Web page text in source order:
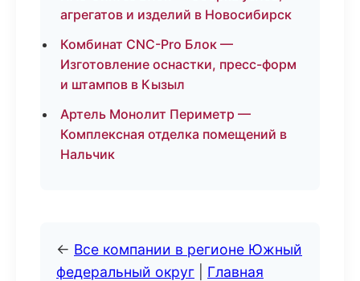
агрегатов и изделий в Новосибирск
Комбинат CNC-Pro Блок —
Изготовление оснастки, пресс-форм
и штампов в Кызыл
Артель Монолит Периметр —
Комплексная отделка помещений в
Нальчик
← Все компании в регионе Южный
федеральный округ
Главная